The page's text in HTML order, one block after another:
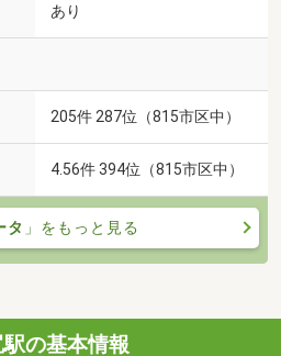
あり
205件 287位（815市区中）
4.56件 394位（815市区中）
タ 」をもっと見る
の基本情報